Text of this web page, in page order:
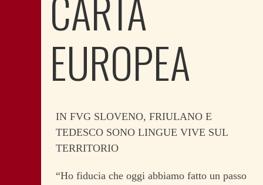
EUROPEA
IN FVG SLOVENO, FRIULANO E
TEDESCO SONO LINGUE VIVE SUL
TERRITORIO
“Ho fiducia che oggi abbiamo fatto un passo